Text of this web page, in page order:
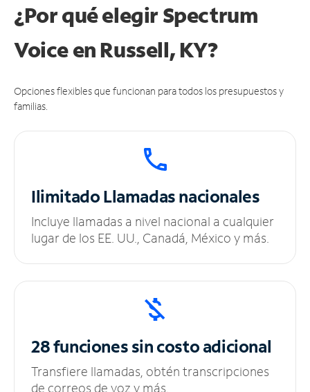
¿Por qué elegir Spectrum
Voice en Russell, KY?
Opciones flexibles que funcionan para todos los presupuestos y
familias.
IlimitadoLlamadas nacionales
Incluye llamadas a nivel nacional a cualquier
lugar de los EE. UU., Canadá, México y más.
28 funciones sincosto adicional
Transfiere llamadas, obtén transcripciones
de correos de voz y más.